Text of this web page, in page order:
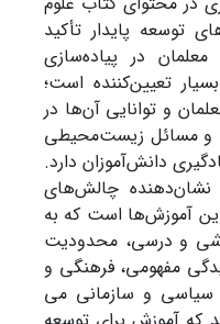
توسعه پایدار تأکید
در پیاده‌سازی
تعیین‌کننده است؛
و توانایی آن‌ها در
و مسائل زیست‌محیطی
دانش‌آموزان دارد.
نشان‌دهنده چالش‌های
آموزش‌ها است که به
و درسی، محدودیت
مفهومی، فرهنگی و
سیاسی و سازمانی می